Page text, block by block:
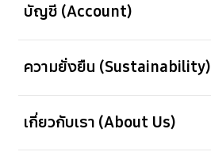
บัญชี (Account)
ความยั่งยืน (Sustainability)
เกี่ยวกับเรา (About Us)